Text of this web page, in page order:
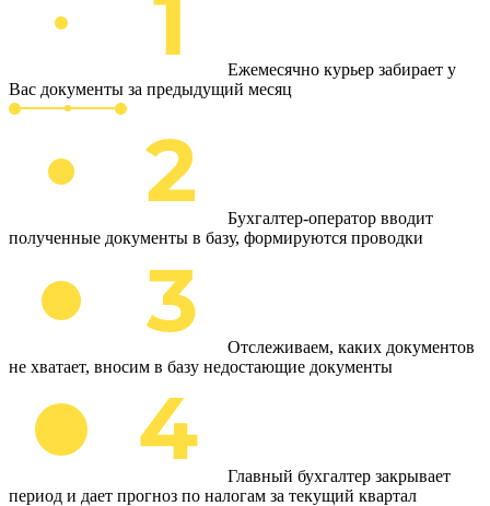
Ежемесячно курьер забирает у
Вас документы за предыдущий месяц
Бухгалтер-оператор вводит
полученные документы в базу, формируются проводки
Отслеживаем, каких документов
не хватает, вносим в базу недостающие документы
Главный бухгалтер закрывает
период и дает прогноз по налогам за текущий квартал